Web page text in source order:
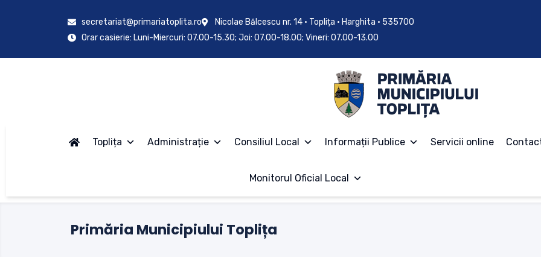
secretariat@primariatoplita.ro
Nicolae Bălcescu nr. 14 • Toplița • Harghita • 535700
Orar casierie: Luni-Miercuri: 07.00-15.30; Joi: 07.00-18.00; Vineri: 07.00-13.00
Toplița Administrație Consiliul Local Informații Publice Servicii online
Monitorul Oficial Local
Primăria Municipiului Toplița